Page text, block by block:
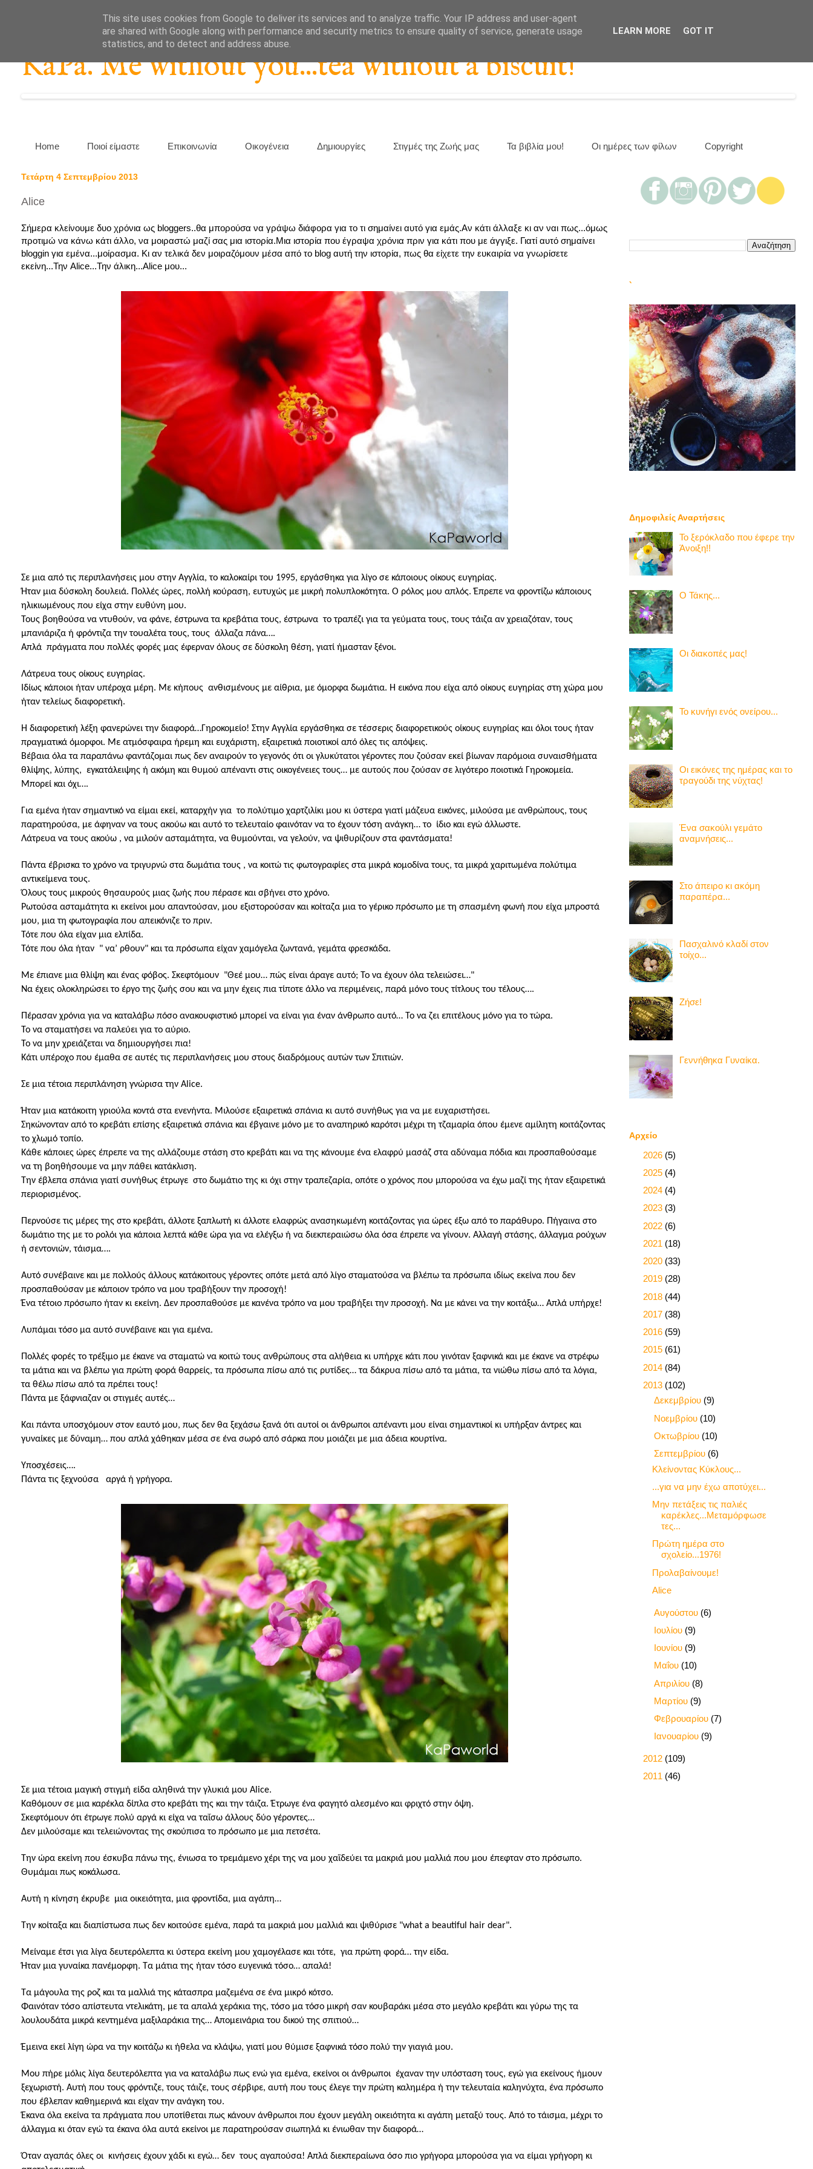
KaPa. Me without you...tea without a biscuit!
Home Ποιοί είμαστε Επικοινωνία Οικογένεια Δημιουργίες Στιγμές της Ζωής μας Τα βιβλία μου! Οι ημέρες των φίλων Copyright
Τετάρτη 4 Σεπτεμβρίου 2013
Alice
Σήμερα κλείνουμε δυο χρόνια ως bloggers..θα μπορούσα να γράψω διάφορα για το τι σημαίνει αυτό για εμάς.Αν κάτι άλλαξε κι αν ναι πως...όμως
προτιμώ να κάνω κάτι άλλο, να μοιραστώ μαζί σας μια ιστορία.Μια ιστορία που έγραψα χρόνια πριν για κάτι που με άγγιξε. Γιατί αυτό σημαίνει
bloggin για εμένα...μοίρασμα. Κι αν τελικά δεν μοιραζόμουν μέσα από το blog αυτή την ιστορία, πως θα είχετε την ευκαιρία να γνωρίσετε
εκείνη...Την Alice...Την άλικη...Alice μου...
Σε μια από τις περιπλανήσεις μου στην Αγγλία, το καλοκαίρι του 1995, εργάσθηκα για λίγο σε κάποιους οίκους ευγηρίας.
Ήταν μια δύσκολη δουλειά. Πολλές ώρες, πολλή κούραση, ευτυχώς με μικρή πολυπλοκότητα. Ο ρόλος μου απλός. Έπρεπε να φροντίζω κάποιους
ηλικιωμένους που είχα στην ευθύνη μου.
Τους βοηθούσα να ντυθούν, να φάνε, έστρωνα τα κρεβάτια τους, έστρωνα το τραπέζι για τα γεύματα τους, τους τάιζα αν χρειαζόταν, τους
μπανιάριζα ή φρόντιζα την τουαλέτα τους, τους άλλαζα πάνα….
Απλά πράγματα που πολλές φορές μας έφερναν όλους σε δύσκολη θέση, γιατί ήμασταν ξένοι.
Λάτρευα τους οίκους ευγηρίας.
Ιδίως κάποιοι ήταν υπέροχα μέρη. Με κήπους ανθισμένους με αίθρια, με όμορφα δωμάτια. Η εικόνα που είχα από οίκους ευγηρίας στη χώρα μου
ήταν τελείως διαφορετική.
Η διαφορετική λέξη φανερώνει την διαφορά…Γηροκομείο! Στην Αγγλία εργάσθηκα σε τέσσερις διαφορετικούς οίκους ευγηρίας και όλοι τους ήταν
πραγματικά όμορφοι. Με ατμόσφαιρα ήρεμη και ευχάριστη, εξαιρετικά ποιοτικοί από όλες τις απόψεις.
Βέβαια όλα τα παραπάνω φαντάζομαι πως δεν αναιρούν το γεγονός ότι οι γλυκύτατοι γέροντες που ζούσαν εκεί βίωναν παρόμοια συναισθήματα
θλίψης, λύπης, εγκατάλειψης ή ακόμη και θυμού απέναντι στις οικογένειες τους… με αυτούς που ζούσαν σε λιγότερο ποιοτικά Γηροκομεία.
Μπορεί και όχι….
Για εμένα ήταν σημαντικό να είμαι εκεί, καταρχήν για το πολύτιμο χαρτζιλίκι μου κι ύστερα γιατί μάζευα εικόνες, μιλούσα με ανθρώπους, τους
παρατηρούσα, με άφηναν να τους ακούω και αυτό το τελευταίο φαινόταν να το έχουν τόση ανάγκη… το ίδιο και εγώ άλλωστε.
Λάτρευα να τους ακούω , να μιλούν ασταμάτητα, να θυμούνται, να γελούν, να ψιθυρίζουν στα φαντάσματα!
Πάντα έβρισκα το χρόνο να τριγυρνώ στα δωμάτια τους , να κοιτώ τις φωτογραφίες στα μικρά κομοδίνα τους, τα μικρά χαριτωμένα πολύτιμα
αντικείμενα τους.
Όλους τους μικρούς θησαυρούς μιας ζωής που πέρασε και σβήνει στο χρόνο.
Ρωτούσα ασταμάτητα κι εκείνοι μου απαντούσαν, μου εξιστορούσαν και κοίταζα μια το γέρικο πρόσωπο με τη σπασμένη φωνή που είχα μπροστά
μου, μια τη φωτογραφία που απεικόνιζε το πριν.
Τότε που όλα είχαν μια ελπίδα.
Τότε που όλα ήταν " να’ ρθουν" και τα πρόσωπα είχαν χαμόγελα ζωντανά, γεμάτα φρεσκάδα.
Με έπιανε μια θλίψη και ένας φόβος. Σκεφτόμουν "Θεέ μου… πώς είναι άραγε αυτό; Το να έχουν όλα τελειώσει…"
Να έχεις ολοκληρώσει το έργο της ζωής σου και να μην έχεις πια τίποτε άλλο να περιμένεις, παρά μόνο τους τίτλους του τέλους….
Πέρασαν χρόνια για να καταλάβω πόσο ανακουφιστικό μπορεί να είναι για έναν άνθρωπο αυτό… Το να ζει επιτέλους μόνο για το τώρα.
Το να σταματήσει να παλεύει για το αύριο.
Το να μην χρειάζεται να δημιουργήσει πια!
Κάτι υπέροχο που έμαθα σε αυτές τις περιπλανήσεις μου στους διαδρόμους αυτών των Σπιτιών.
Σε μια τέτοια περιπλάνηση γνώρισα την Αlice.
Ήταν μια κατάκοιτη γριούλα κοντά στα ενενήντα. Μιλούσε εξαιρετικά σπάνια κι αυτό συνήθως για να με ευχαριστήσει.
Σηκώνονταν από το κρεβάτι επίσης εξαιρετικά σπάνια και έβγαινε μόνο με το αναπηρικό καρότσι μέχρι τη τζαμαρία όπου έμενε αμίλητη κοιτάζοντας
το χλωμό τοπίο.
Κάθε κάποιες ώρες έπρεπε να της αλλάζουμε στάση στο κρεβάτι και να της κάνουμε ένα ελαφρύ μασάζ στα αδύναμα πόδια και προσπαθούσαμε
να τη βοηθήσουμε να μην πάθει κατάκλιση.
Την έβλεπα σπάνια γιατί συνήθως έτρωγε στο δωμάτιο της κι όχι στην τραπεζαρία, οπότε ο χρόνος που μπορούσα να έχω μαζί της ήταν εξαιρετικά
περιορισμένος.
Περνούσε τις μέρες της στο κρεβάτι, άλλοτε ξαπλωτή κι άλλοτε ελαφρώς ανασηκωμένη κοιτάζοντας για ώρες έξω από το παράθυρο. Πήγαινα στο
δωμάτιο της με το ρολόι για κάποια λεπτά κάθε ώρα για να ελέγξω ή να διεκπεραιώσω όλα όσα έπρεπε να γίνουν. Αλλαγή στάσης, άλλαγμα ρούχων
ή σεντονιών, τάισμα….
Αυτό συνέβαινε και με πολλούς άλλους κατάκοιτους γέροντες οπότε μετά από λίγο σταματούσα να βλέπω τα πρόσωπα ιδίως εκείνα που δεν
προσπαθούσαν με κάποιον τρόπο να μου τραβήξουν την προσοχή!
Ένα τέτοιο πρόσωπο ήταν κι εκείνη. Δεν προσπαθούσε με κανένα τρόπο να μου τραβήξει την προσοχή. Να με κάνει να την κοιτάξω… Απλά υπήρχε!
Λυπάμαι τόσο μα αυτό συνέβαινε και για εμένα.
Πολλές φορές το τρέξιμο με έκανε να σταματώ να κοιτώ τους ανθρώπους στα αλήθεια κι υπήρχε κάτι που γινόταν ξαφνικά και με έκανε να στρέφω
τα μάτια και να βλέπω για πρώτη φορά θαρρείς, τα πρόσωπα πίσω από τις ρυτίδες… τα δάκρυα πίσω από τα μάτια, τα νιώθω πίσω από τα λόγια,
τα θέλω πίσω από τα πρέπει τους!
Πάντα με ξάφνιαζαν οι στιγμές αυτές…
Και πάντα υποσχόμουν στον εαυτό μου, πως δεν θα ξεχάσω ξανά ότι αυτοί οι άνθρωποι απέναντι μου είναι σημαντικοί κι υπήρξαν άντρες και
γυναίκες με δύναμη… που απλά χάθηκαν μέσα σε ένα σωρό από σάρκα που μοιάζει με μια άδεια κουρτίνα.
Υποσχέσεις….
Πάντα τις ξεχνούσα
αργά ή γρήγορα.
Σε μια τέτοια μαγική στιγμή είδα αληθινά την γλυκιά μου Αlice.
Καθόμουν σε μια καρέκλα δίπλα στο κρεβάτι της και την τάιζα. Έτρωγε ένα φαγητό αλεσμένο και φριχτό στην όψη.
Σκεφτόμουν ότι έτρωγε πολύ αργά κι είχα να ταΐσω άλλους δύο γέροντες…
Δεν μιλούσαμε και τελειώνοντας της σκούπισα το πρόσωπο με μια πετσέτα.
Την ώρα εκείνη που έσκυβα πάνω της, ένιωσα το τρεμάμενο χέρι της να μου χαϊδεύει τα μακριά μου μαλλιά που μου έπεφταν στο πρόσωπο.
Θυμάμαι πως κοκάλωσα.
Αυτή η κίνηση έκρυβε μια οικειότητα, μια φροντίδα, μια αγάπη…
Την κοίταξα και διαπίστωσα πως δεν κοιτούσε εμένα, παρά τα μακριά μου μαλλιά και ψιθύρισε "what a beautiful hair dear".
Μείναμε έτσι για λίγα δευτερόλεπτα κι ύστερα εκείνη μου χαμογέλασε καιτότε, για πρώτη φορά… την είδα.
Ήταν μια γυναίκα πανέμορφη. Τα μάτια της ήταν τόσο ευγενικά τόσο… απαλά!
Τα μάγουλα της ροζ και τα μαλλιά της κάτασπρα μαζεμένα σε ένα μικρό κότσο.
Φαινόταν τόσο απίστευτα ντελικάτη, με τα απαλά χεράκια της, τόσο μα τόσο μικρή σαν κουβαράκι μέσα στο μεγάλο κρεβάτι και γύρω της τα
λουλουδάτα μικρά κεντημένα μαξιλαράκια της… Απομεινάρια του δικού της σπιτιού…
Έμεινα εκεί λίγη ώρα να την κοιτάζω κι ήθελα να κλάψω, γιατί μου θύμισε ξαφνικά τόσο πολύ την γιαγιά μου.
Μου πήρε μόλις λίγα δευτερόλεπτα για να καταλάβω πως ενώ για εμένα, εκείνοι οι άνθρωποι έχαναν την υπόσταση τους, εγώ για εκείνους ήμουν
ξεχωριστή. Αυτή που τους φρόντιζε, τους τάιζε, τους σέρβιρε, αυτή που τους έλεγε την πρώτη καλημέρα ή την τελευταία καληνύχτα, ένα πρόσωπο
που έβλεπαν καθημερινά και είχαν την ανάγκη του.
Έκανα όλα εκείνα τα πράγματα που υποτίθεται πως κάνουν άνθρωποι που έχουν μεγάλη οικειότητα κι αγάπη μεταξύ τους. Από το τάισμα, μέχρι το
άλλαγμα κι όταν εγώ τα έκανα όλα αυτά εκείνοι με παρατηρούσαν σιωπηλά κι ένιωθαν την διαφορά…
Όταν αγαπάς όλες οι κινήσεις έχουν χάδι κι εγώ… δεν τους αγαπούσα! Απλά διεκπεραίωνα όσο πιο γρήγορα μπορούσα για να είμαι γρήγορη κι
`
Δημοφιλείς Αναρτήσεις
Το ξερόκλαδο που έφερε την
Άνοιξη!!
Ο Τάκης...
Οι διακοπές μας!
Το κυνήγι ενός ονείρου...
Οι εικόνες της ημέρας και το
τραγούδι της νύχτας!
Ένα σακούλι γεμάτο
αναμνήσεις...
Στο άπειρο κι ακόμη
παραπέρα...
Πασχαλινό κλαδί στον
τοίχο...
Ζήσε!
Γεννήθηκα Γυναίκα.
Αρχείο
2026 (5)
2025 (4)
2024 (4)
2023 (3)
2022 (6)
2021 (18)
2020 (33)
2019 (28)
2018 (44)
2017 (38)
2016 (59)
2015 (61)
2014 (84)
2013 (102)
Δεκεμβρίου (9)
Νοεμβρίου (10)
Οκτωβρίου (10)
Σεπτεμβρίου (6)
Κλείνοντας Κύκλους...
...για να μην έχω αποτύχει...
Μην πετάξεις τις παλιές
καρέκλες...Μεταμόρφωσε
τες...
Πρώτη ημέρα στο
σχολείο...1976!
Προλαβαίνουμε!
Alice
Αυγούστου (6)
Ιουλίου (9)
Ιουνίου (9)
Μαΐου (10)
Απριλίου (8)
Μαρτίου (9)
Φεβρουαρίου (7)
Ιανουαρίου (9)
2012 (109)
2011 (46)
This site uses cookies from Google to deliver its services and to analyze traffic. Your IP address and user-agent
are shared with Google along with performance and security metrics to ensure quality of service, generate usage
statistics, and to detect and address abuse.
LEARN MORE GOT IT